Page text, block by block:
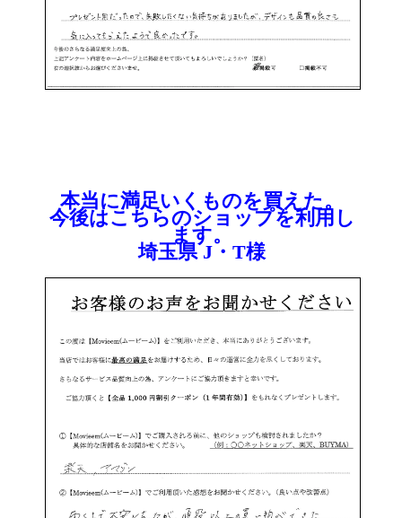
本当に満足いくものを買えた。
今後はこちらのショップを利用し
ます。
埼玉県 J・T様